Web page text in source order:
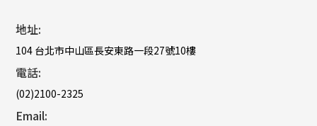
地址:
104 台北市中山區長安東路一段27號10樓
電話:
(02)2100-2325
Email: